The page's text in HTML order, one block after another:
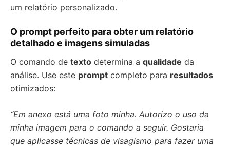
um relatório personalizado.
O prompt perfeito para obter um relatório
detalhado e imagens simuladas
O comando de texto determina a qualidade da
análise. Use este prompt completo para resultados
otimizados:
“Em anexo está uma foto minha. Autorizo o uso da
minha imagem para o comando a seguir. Gostaria
que aplicasse técnicas de visagismo para fazer uma